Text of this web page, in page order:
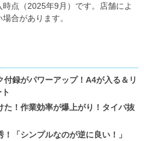
点（2025年9月）です。店舗によ
合があります。
録がパワーアップ！A4が入る＆リ
た！作業効率が爆上がり！タイパ抜
「シンプルなのが逆に良い！」